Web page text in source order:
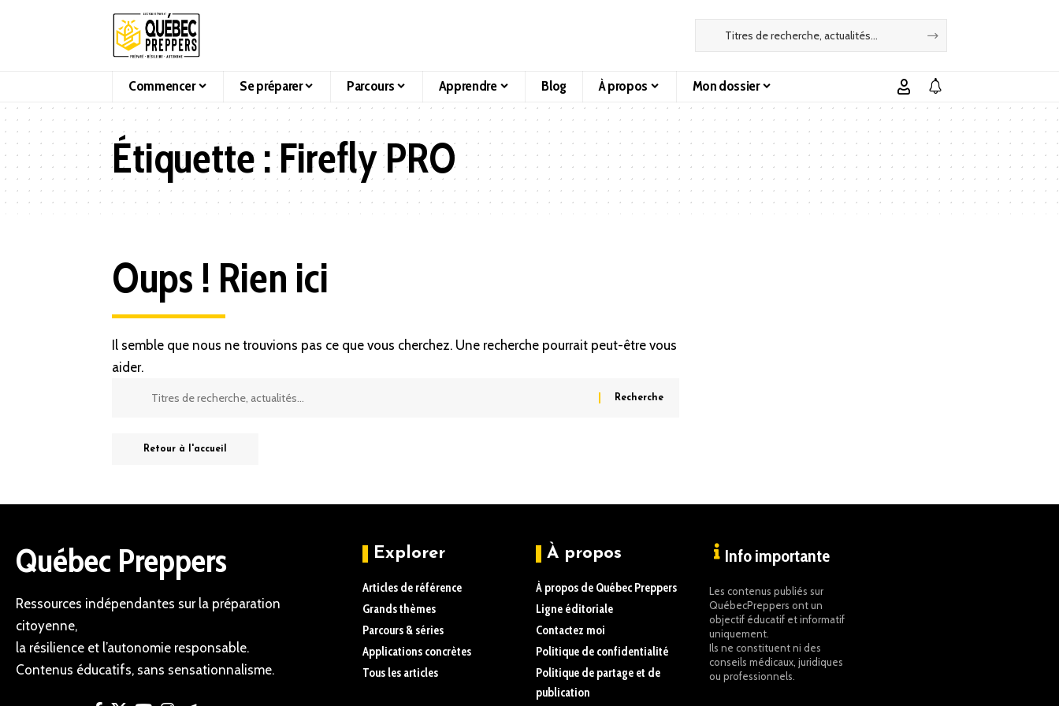
Commencer Se préparer Parcours Apprendre Blog À propos Mon dossier
Étiquette :Firefly PRO
Oups ! Rien ici
Il semble que nous ne trouvions pas ce que vous cherchez. Une recherche pourrait peut-être vous
aider.
Retour à l'accueil
Québec Preppers
Ressources indépendantes sur la préparation
citoyenne,
la résilience et l’autonomie responsable.
Contenus éducatifs, sans sensationnalisme.
Explorer
Articles de référence
Grands thèmes
Parcours & séries
Applications concrètes
Tous les articles
À propos
À propos de Québec Preppers
Ligne éditoriale
Contactez moi
Politique de confidentialité
Politique de partage et de
publication
Info importante
Les contenus publiés sur
QuébecPreppers ont un
objectif éducatif et informatif
uniquement.
Ils ne constituent ni des
conseils médicaux, juridiques
ou professionnels.